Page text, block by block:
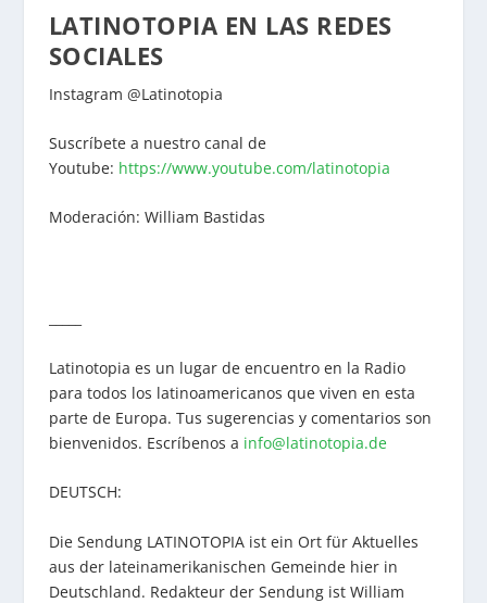
LATINOTOPIA EN LAS REDES
SOCIALES
Instagram @Latinotopia
Suscríbete a nuestro canal de
Youtube: https://www.youtube.com/latinotopia
Moderación: William Bastidas
Latinotopia es un lugar de encuentro en la Radio
para todos los latinoamericanos que viven en esta
parte de Europa. Tus sugerencias y comentarios son
bienvenidos. Escríbenos a info@latinotopia.de
DEUTSCH:
Die Sendung LATINOTOPIA ist ein Ort für Aktuelles
aus der lateinamerikanischen Gemeinde hier in
Deutschland. Redakteur der Sendung ist William